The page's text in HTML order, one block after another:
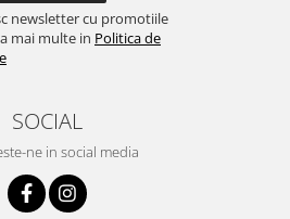
newsletter cu promotiile
mai multe in Politica de
SOCIAL
ne in social media